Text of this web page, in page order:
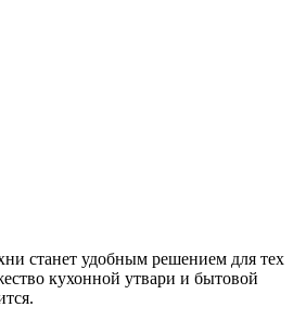
станет удобным решением для тех
кухонной утвари и бытовой